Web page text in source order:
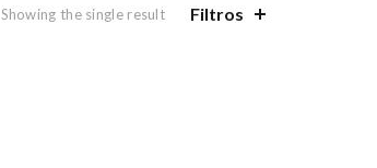
Showing the single result Filtros